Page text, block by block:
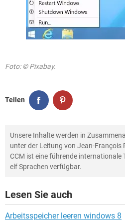
Foto: © Pixabay.
Teilen
Unsere Inhalte werden in
unter der Leitung von Jean-François
CCM ist eine führende internationale
elf Sprachen verfügbar.
Lesen Sie auch
Arbeitsspeicher leeren windows 8